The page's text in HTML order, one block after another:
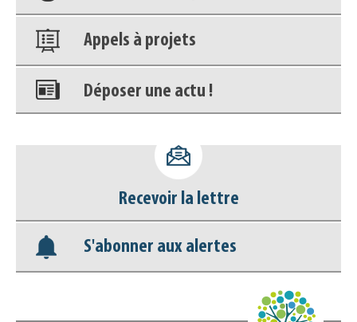
Appels à projets
Déposer une actu !
déconnecter)
Base documentaire
Nos veilles Scoop.it
Recevoir la lettre
S'abonner aux alertes